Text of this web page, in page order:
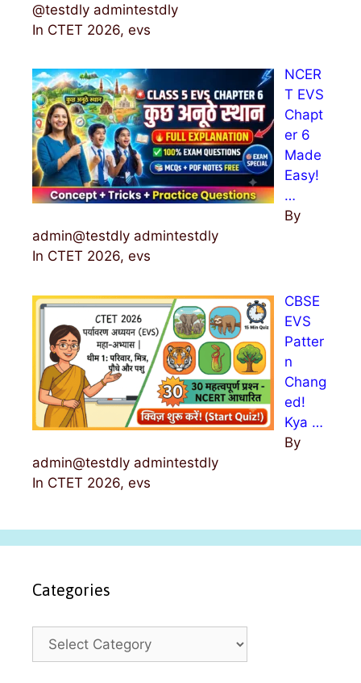
@testdly admintestdly
In CTET 2026, evs
NCER
T EVS
Chapt
er 6
Made
Easy!
…
By
admin@testdly admintestdly
In CTET 2026, evs
CBSE
EVS
Patter
n
Chang
ed!
Kya …
By
admin@testdly admintestdly
In CTET 2026, evs
Categories